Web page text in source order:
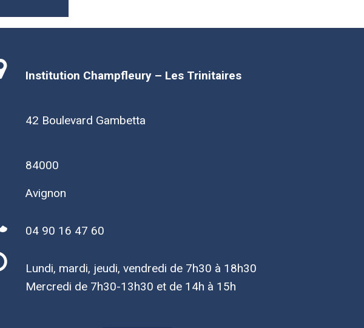
Institution Champfleury – Les Trinitaires
42 Boulevard Gambetta
84000
Avignon
04 90 16 47 60
Lundi, mardi, jeudi, vendredi de 7h30 à 18h30
Mercredi de 7h30-13h30 et de 14h à 15h